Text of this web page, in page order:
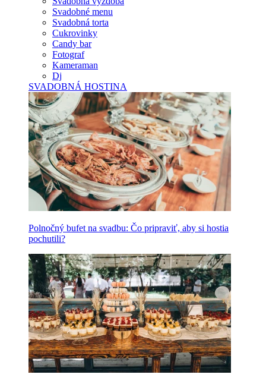
Svadobné menu
Svadobná torta
Cukrovinky
Candy bar
Fotograf
Kameraman
Dj
SVADOBNÁ HOSTINA
Polnočný bufet na svadbu: Čo pripraviť, aby si hostia
pochutili?